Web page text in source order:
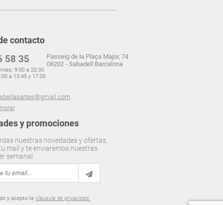
contacto
58 35
9:00 a 20:30
a 13:45 y 17:00
Passeig de la Plaça Major, 74
08202 - Sabadell Barcelona
y promociones
nuestras novedades y ofertas,
mail y te enviaremos nuestras
semanal.
y acepto la cláusula de privacidad.